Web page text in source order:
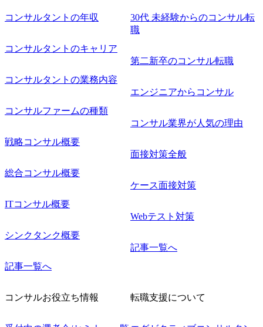
コンサルタントの年収
コンサルタントのキャリア
コンサルタントの業務内容
コンサルファームの種類
戦略コンサル概要
総合コンサル概要
ITコンサル概要
シンクタンク概要
記事一覧へ
30代 未経験からのコンサル転
職
第二新卒のコンサル転職
エンジニアからコンサル
コンサル業界が人気の理由
面接対策全般
ケース面接対策
Webテスト対策
記事一覧へ
コンサルお役立ち情報 転職支援について